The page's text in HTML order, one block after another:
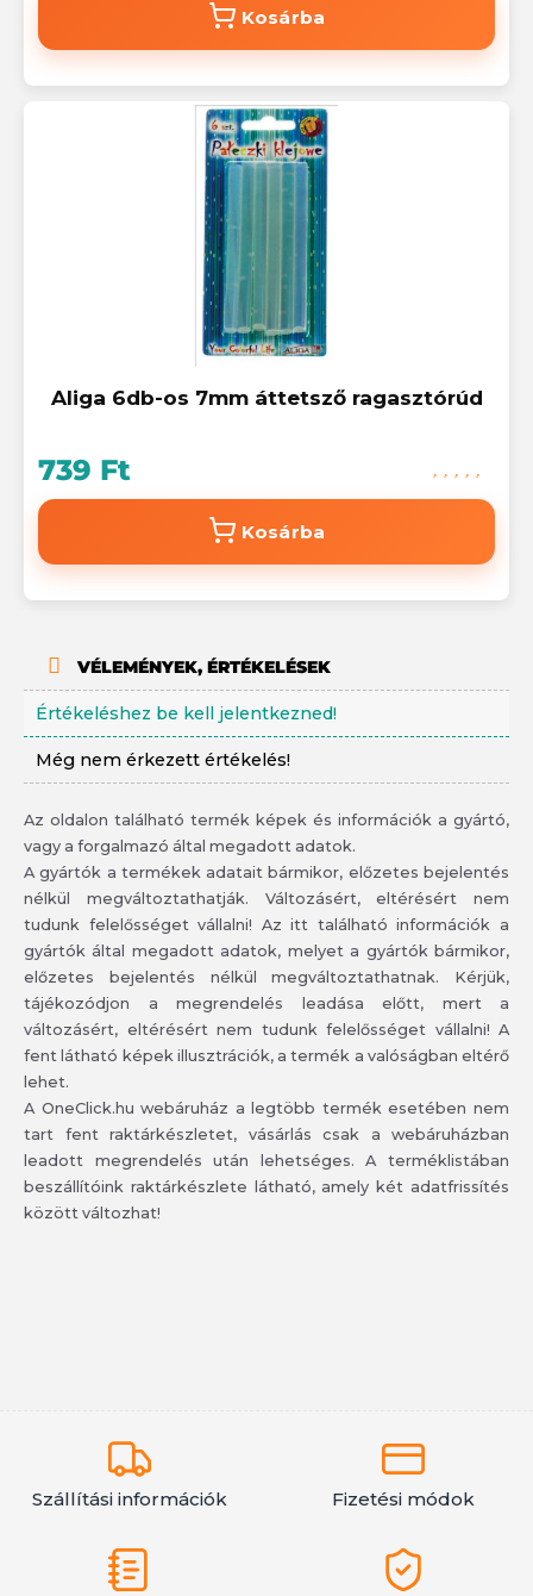
Kosárba
Aliga 6db-os 7mm áttetsző ragasztórúd
739 Ft
Kosárba
VÉLEMÉNYEK, ÉRTÉKELÉSEK
Értékeléshez be kell jelentkezned!
Még nem érkezett értékelés!
Az oldalon található termék képek és információk a gyártó,
vagy a forgalmazó által megadott adatok.
A gyártók a termékek adatait bármikor, előzetes bejelentés
nélkül megváltoztathatják. Változásért, eltérésért nem
tudunk felelősséget vállalni! Az itt található információk a
gyártók által megadott adatok, melyet a gyártók bármikor,
előzetes bejelentés nélkül megváltoztathatnak. Kérjük,
tájékozódjon a megrendelés leadása előtt, mert a
változásért, eltérésért nem tudunk felelősséget vállalni! A
fent látható képek illusztrációk, a termék a valóságban eltérő
lehet.
A OneClick.hu webáruház a legtöbb termék esetében nem
tart fent raktárkészletet, vásárlás csak a webáruházban
leadott megrendelés után lehetséges. A terméklistában
beszállítóink raktárkészlete látható, amely két adatfrissítés
között változhat!
Szállítási információk Fizetési módok